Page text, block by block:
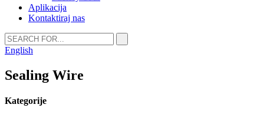
Aplikacija
Kontaktiraj nas
English
Sealing Wire
Kategorije